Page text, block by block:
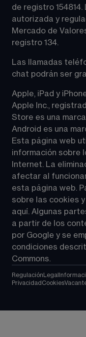
de registro
autorizada y
Mercado de
registro 134.
Las llamadas
chat podrán ser
Apple, iPad y
Apple Inc.,
Store es una
Android es una
Esta página web
información sobre
Internet. La
afectar al
esta página web.
sobre las cookies
aquí. Algunas
a partir de los
por Google y se
condiciones
Commons.
Regulación Legal
Privacidad Cookies